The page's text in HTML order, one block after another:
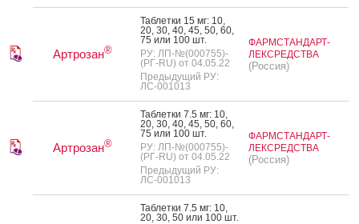
Артрозан®
Таб­летки 15 мг: 10,
20, 30, 40, 45, 50, 60,
75 или 100 шт.
РУ: ЛП-№(000755)-
(РГ-RU) от 04.05.22
Предыдущий РУ:
ЛС-001013
ФАРМСТАНДАРТ-
ЛЕКСРЕДСТВА
(Россия)
Артрозан®
Таб­летки 7.5 мг: 10,
20, 30, 40, 45, 50, 60,
75 или 100 шт.
РУ: ЛП-№(000755)-
(РГ-RU) от 04.05.22
Предыдущий РУ:
ЛС-001013
ФАРМСТАНДАРТ-
ЛЕКСРЕДСТВА
(Россия)
Таб­летки 7.5 мг: 10,
20, 30, 50 или 100 шт.